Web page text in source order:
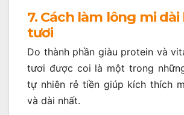
7. Cách làm lông mi dài
tươi
Do thành phần giàu protein và
tươi được coi là một trong
tự nhiên rẻ tiền giúp kích thích
và dài nhất.